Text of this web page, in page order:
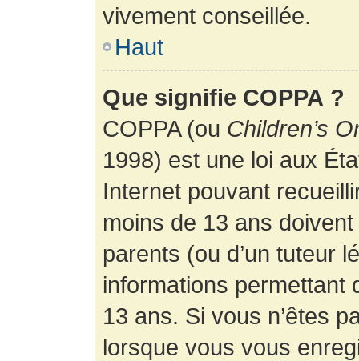
vivement conseillée.
Haut
Que signifie COPPA ?
COPPA (ou Children’s
1998) est une loi aux
Internet pouvant
moins de 13 ans
parents (ou d’un tuteur
informations permettant
13 ans. Si vous n’êtes
lorsque vous vous